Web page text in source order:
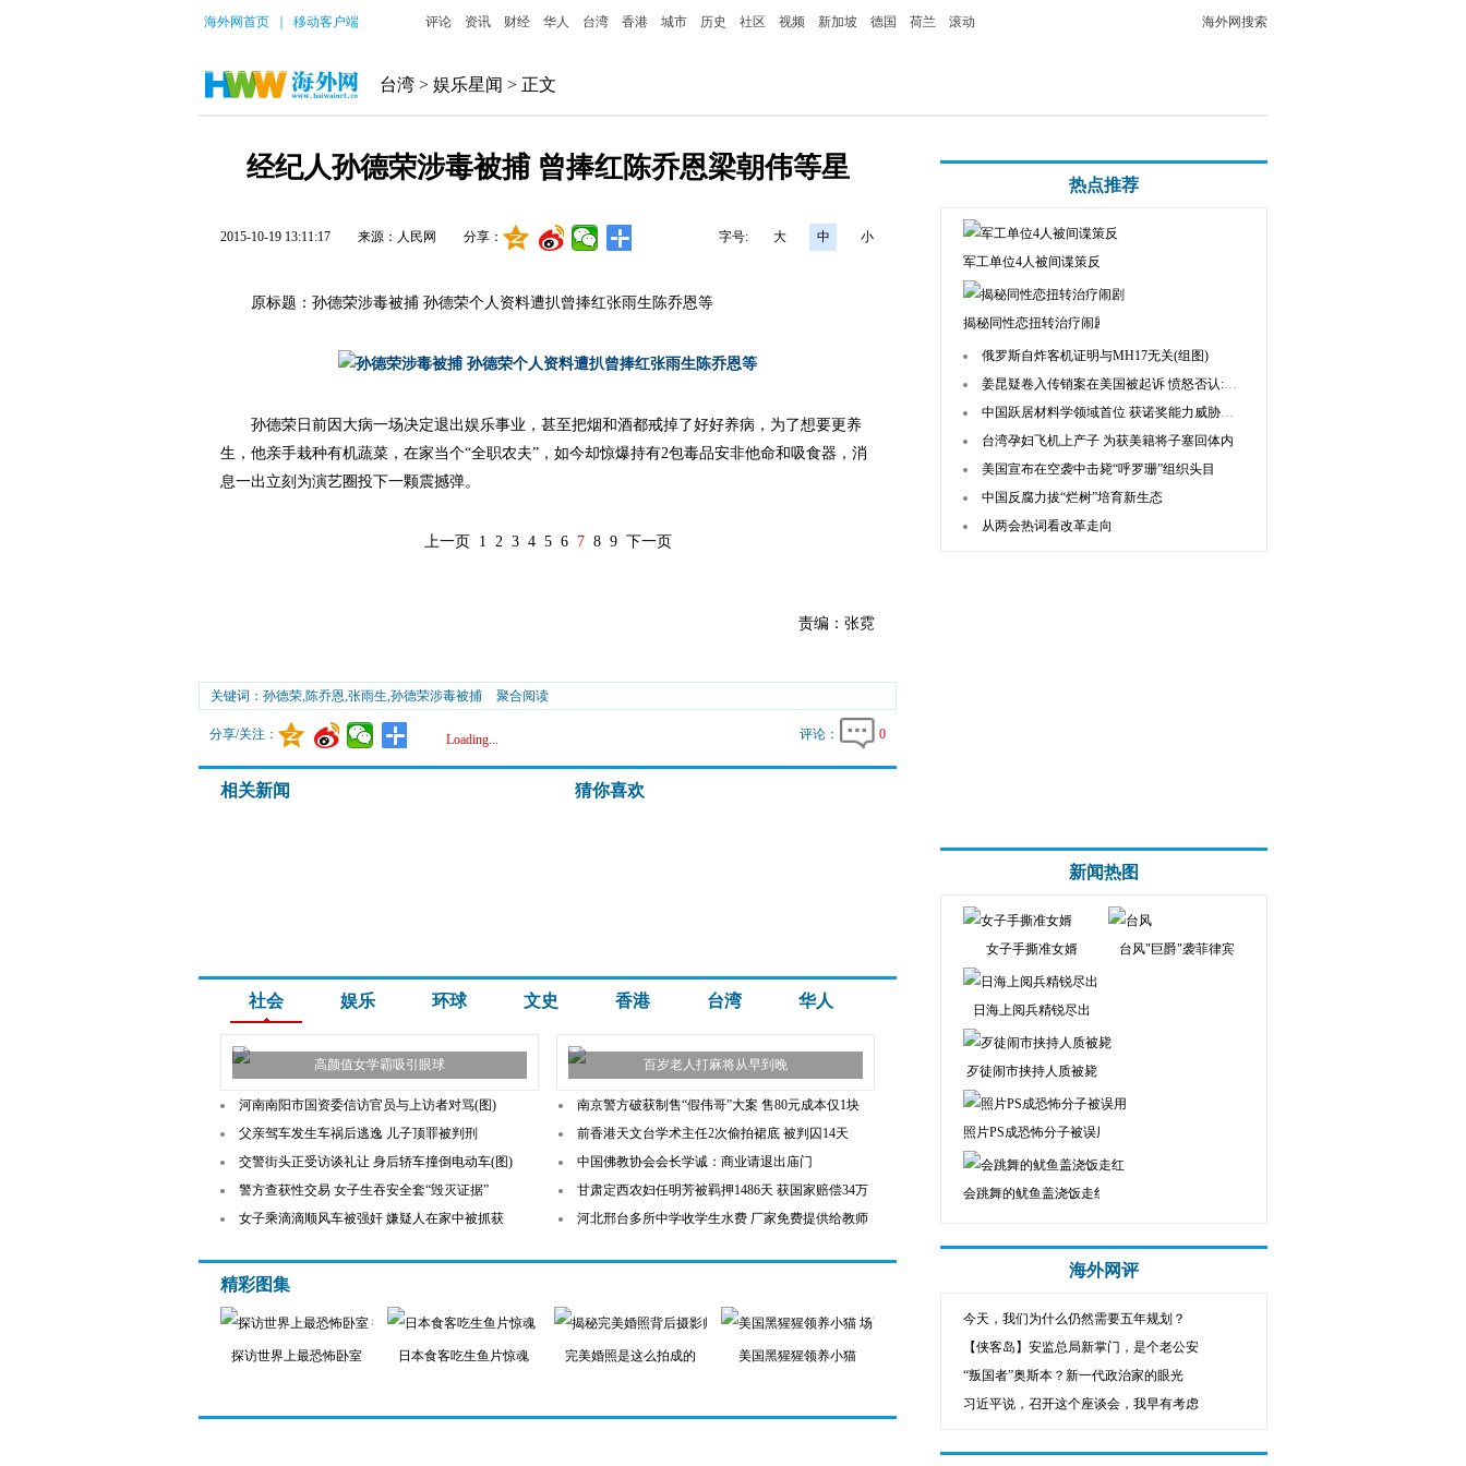
海外网搜索
海外网首页 移动客户端 评论 资讯 财经 华人 台湾 香港 城市 历史 社区 视频 新加坡 德国 荷兰 滚动
台湾 > 娱乐星闻 > 正文
经纪人孙德荣涉毒被捕 曾捧红陈乔恩梁朝伟等星
2015-10-19 13:11:17 来源：人民网 分享： 字号: 大 中 小
原标题：孙德荣涉毒被捕 孙德荣个人资料遭扒曾捧红张雨生陈乔恩等
孙德荣日前因大病一场决定退出娱乐事业，甚至把烟和酒都戒掉了好好养病，为了想要更养
生，他亲手栽种有机蔬菜，在家当个“全职农夫”，如今却惊爆持有2包毒品安非他命和吸食器，消
息一出立刻为演艺圈投下一颗震撼弹。
上一页 1 2 3 4 5 6 7 8 9 下一页
责编：张霓
关键词：孙德荣,陈乔恩,张雨生,孙德荣涉毒被捕 聚合阅读
分享/关注： Loading... 评论： 0
相关新闻 猜你喜欢
社会 娱乐 环球 文史 香港 台湾 华人
高颜值女学霸吸引眼球 百岁老人打麻将从早到晚
河南南阳市国资委信访官员与上访者对骂(图)
父亲驾车发生车祸后逃逸 儿子顶罪被判刑
交警街头正受访谈礼让 身后轿车撞倒电动车(图)
警方查获性交易 女子生吞安全套“毁灭证据”
女子乘滴滴顺风车被强奸 嫌疑人在家中被抓获
南京警方破获制售“假伟哥”大案 售80元成本仅1块
前香港天文台学术主任2次偷拍裙底 被判囚14天
中国佛教协会会长学诚：商业请退出庙门
甘肃定西农妇任明芳被羁押1486天 获国家赔偿34万
河北邢台多所中学收学生水费 厂家免费提供给教师
精彩图集
探访世界上最恐怖卧室 日本食客吃生鱼片惊魂 完美婚照是这么拍成的 美国黑猩猩领养小猫
热点推荐
军工单位4人被间谍策反
揭秘同性恋扭转治疗闹剧
俄罗斯自炸客机证明与MH17无关(组图)
姜昆疑卷入传销案在美国被起诉 愤怒否认:假的
中国跃居材料学领域首位 获诺奖能力威胁日本
台湾孕妇飞机上产子 为获美籍将子塞回体内
美国宣布在空袭中击毙“呼罗珊”组织头目
中国反腐力拔“烂树”培育新生态
从两会热词看改革走向
新闻热图
女子手撕准女婿 台风"巨爵"袭菲律宾
日海上阅兵精锐尽出
歹徒闹市挟持人质被毙
照片PS成恐怖分子被误用
会跳舞的鱿鱼盖浇饭走红
海外网评
今天，我们为什么仍然需要五年规划？
【侠客岛】安监总局新掌门，是个老公安
“叛国者”奥斯本？新一代政治家的眼光
习近平说，召开这个座谈会，我早有考虑